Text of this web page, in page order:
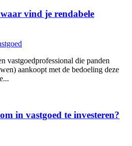
vind je rendabele
vastgoedprofessional die panden
aankoopt met de bedoeling deze
in vastgoed te investeren?